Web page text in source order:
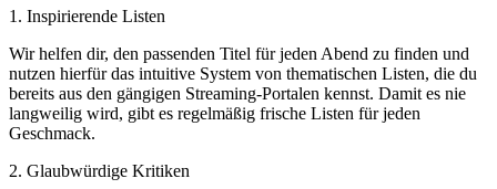
1. Inspirierende Listen
Wir helfen dir, den passenden Titel für jeden Abend zu finden und
nutzen hierfür das intuitive System von thematischen Listen, die du
bereits aus den gängigen Streaming-Portalen kennst. Damit es nie
langweilig wird, gibt es regelmäßig frische Listen für jeden
Geschmack.
2. Glaubwürdige Kritiken